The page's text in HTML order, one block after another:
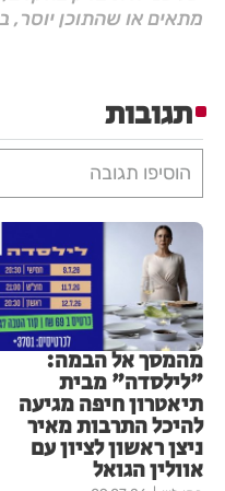
מתאים או שהתוכן יוסר,
תגובות
הוסיפו תגובה
מהמסך אל הבמה:
"לילסדה" מבית
תיאטרון חיפה מגיעה
להיכל התרבות מאיר
ניצן ראשון לציון עם
אוולין הגואל